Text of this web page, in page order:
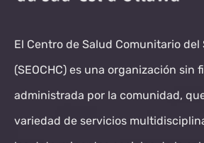
El Centro de Salud Comunitario
(SEOCHC) es una organización sin
administrada por la comunidad,
variedad de servicios